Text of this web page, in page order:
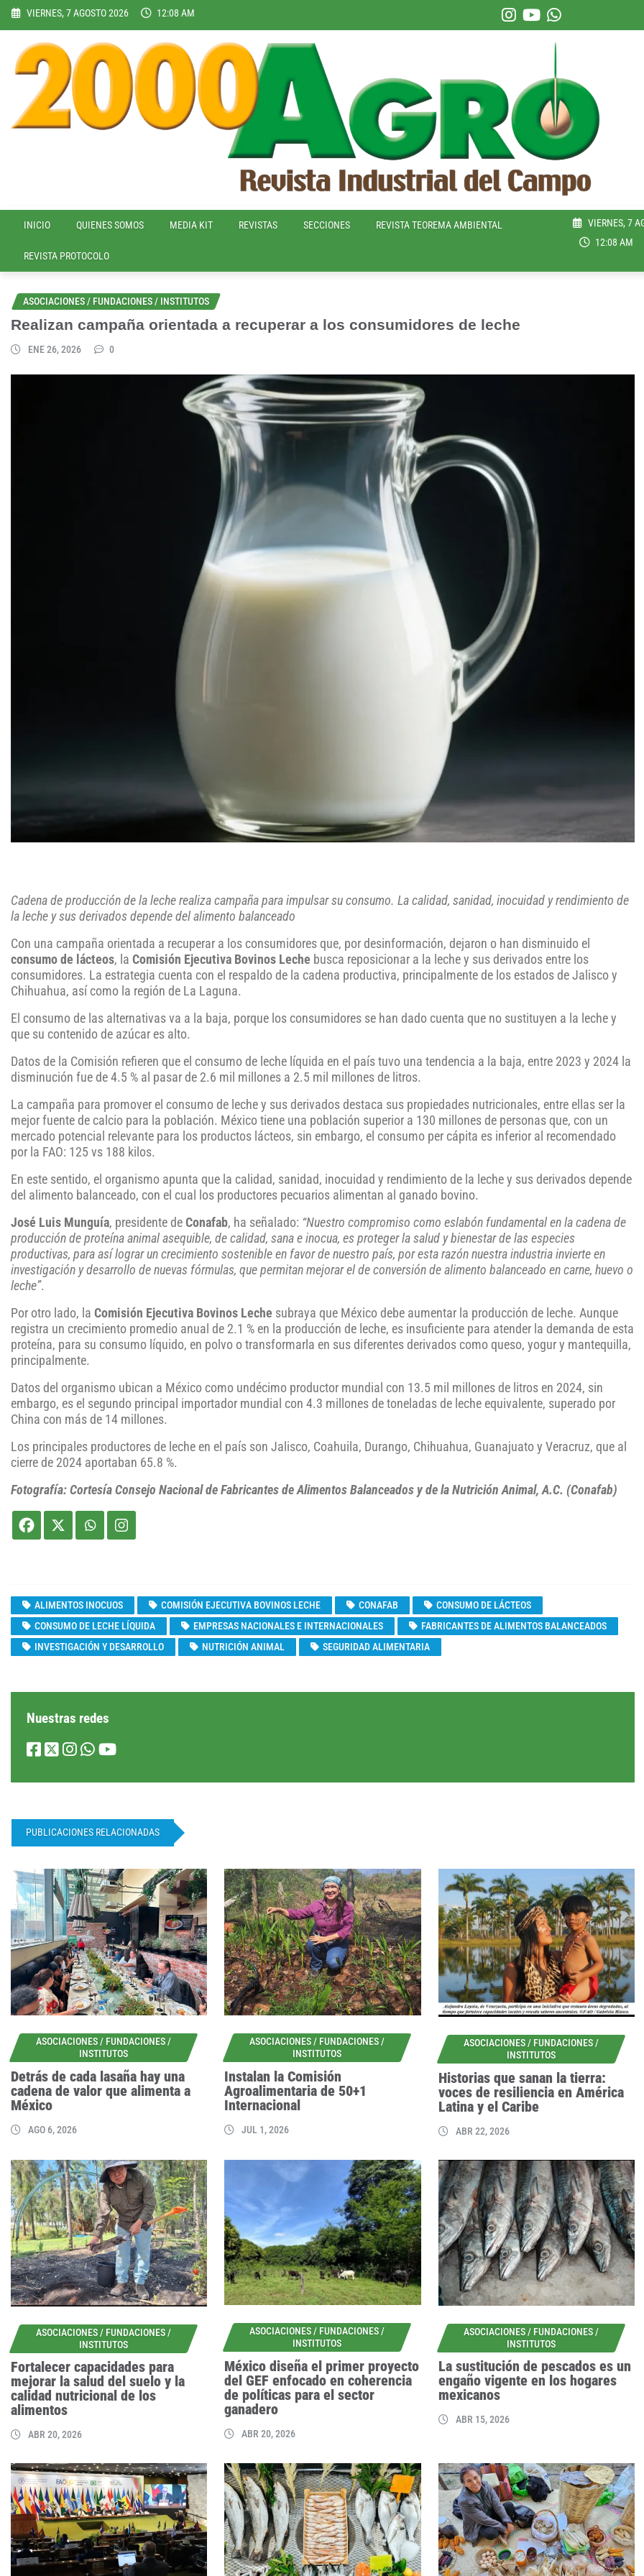
Skip
content
VIERNES, 7 AGOSTO 2026 12:08 AM
INICIO QUIENES SOMOS MEDIA KIT REVISTAS SECCIONES REVISTA TEOREMA AMBIENTAL
REVISTA PROTOCOLO
VIERNES, 7
12:08 AM
ASOCIACIONES / FUNDACIONES / INSTITUTOS
Realizan campaña orientada a recuperar a los consumidores de leche
ENE 26, 2026 0
Cadena de producción de la leche realiza campaña para impulsar su consumo. La calidad, sanidad, inocuidad y rendimiento de
la leche y sus derivados depende del alimento balanceado
Con una campaña orientada a recuperar a los consumidores que, por desinformación, dejaron o han disminuido el
consumo de lácteos, la Comisión Ejecutiva Bovinos Leche busca reposicionar a la leche y sus derivados entre los
consumidores. La estrategia cuenta con el respaldo de la cadena productiva, principalmente de los estados de Jalisco y
Chihuahua, así como la región de La Laguna.
El consumo de las alternativas va a la baja, porque los consumidores se han dado cuenta que no sustituyen a la leche y
que su contenido de azúcar es alto.
Datos de la Comisión refieren que el consumo de leche líquida en el país tuvo una tendencia a la baja, entre 2023 y 2024 la
disminución fue de 4.5 % al pasar de 2.6 mil millones a 2.5 mil millones de litros.
La campaña para promover el consumo de leche y sus derivados destaca sus propiedades nutricionales, entre ellas ser la
mejor fuente de calcio para la población. México tiene una población superior a 130 millones de personas que, con un
mercado potencial relevante para los productos lácteos, sin embargo, el consumo per cápita es inferior al recomendado
por la FAO: 125 vs 188 kilos.
En este sentido, el organismo apunta que la calidad, sanidad, inocuidad y rendimiento de la leche y sus derivados depende
del alimento balanceado, con el cual los productores pecuarios alimentan al ganado bovino.
José Luis Munguía, presidente de Conafab, ha señalado: “Nuestro compromiso como eslabón fundamental en la cadena de
producción de proteína animal asequible, de calidad, sana e inocua, es proteger la salud y bienestar de las especies
productivas, para así lograr un crecimiento sostenible en favor de nuestro país, por esta razón nuestra industria invierte en
investigación y desarrollo de nuevas fórmulas, que permitan mejorar el de conversión de alimento balanceado en carne, huevo o
leche”.
Por otro lado, la Comisión Ejecutiva Bovinos Leche subraya que México debe aumentar la producción de leche. Aunque
registra un crecimiento promedio anual de 2.1 % en la producción de leche, es insuficiente para atender la demanda de esta
proteína, para su consumo líquido, en polvo o transformarla en sus diferentes derivados como queso, yogur y mantequilla,
principalmente.
Datos del organismo ubican a México como undécimo productor mundial con 13.5 mil millones de litros en 2024, sin
embargo, es el segundo principal importador mundial con 4.3 millones de toneladas de leche equivalente, superado por
China con más de 14 millones.
Los principales productores de leche en el país son Jalisco, Coahuila, Durango, Chihuahua, Guanajuato y Veracruz, que al
cierre de 2024 aportaban 65.8 %.
Fotografía: Cortesía Consejo Nacional de Fabricantes de Alimentos Balanceados y de la Nutrición Animal, A.C. (Conafab)
ALIMENTOS INOCUOS COMISIÓN EJECUTIVA BOVINOS LECHE CONAFAB
CONSUMO DE LÁCTEOS
CONSUMO DE LECHE LÍQUIDA
EMPRESAS NACIONALES E INTERNACIONALES
FABRICANTES DE ALIMENTOS BALANCEADOS
INVESTIGACIÓN Y DESARROLLO
NUTRICIÓN ANIMAL SEGURIDAD ALIMENTARIA
Nuestras redes
PUBLICACIONES RELACIONADAS
ASOCIACIONES / FUNDACIONES /
INSTITUTOS
Detrás de cada lasaña hay una
cadena de valor que alimenta a
México
AGO 6, 2026
ASOCIACIONES / FUNDACIONES /
INSTITUTOS
Instalan la Comisión
Agroalimentaria de 50+1
Internacional
JUL 1, 2026
ASOCIACIONES / FUNDACIONES /
INSTITUTOS
Historias que sanan la tierra:
voces de resiliencia en América
Latina y el Caribe
ABR 22, 2026
ASOCIACIONES / FUNDACIONES /
INSTITUTOS
Fortalecer capacidades para
mejorar la salud del suelo y la
calidad nutricional de los
alimentos
ABR 20, 2026
ASOCIACIONES / FUNDACIONES /
INSTITUTOS
México diseña el primer proyecto
del GEF enfocado en coherencia
de políticas para el sector
ganadero
ABR 20, 2026
ASOCIACIONES / FUNDACIONES /
INSTITUTOS
La sustitución de pescados es un
engaño vigente en los hogares
mexicanos
ABR 15, 2026